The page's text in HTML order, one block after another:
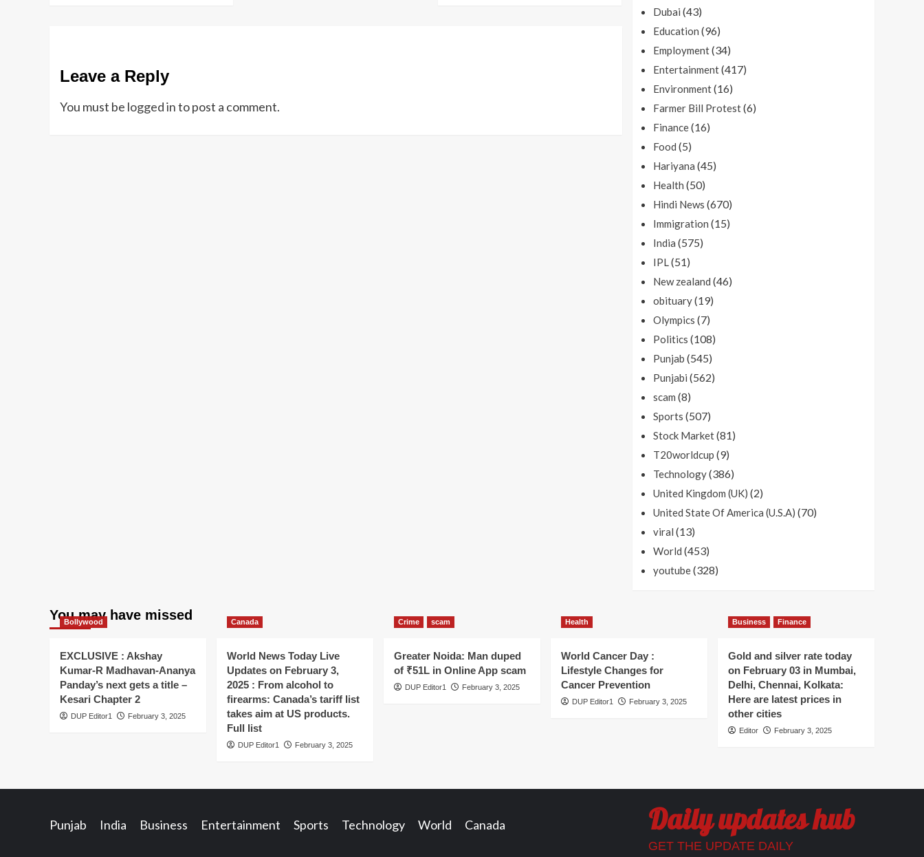
Leave a Reply
You must be logged into post a comment.
Dubai (43)
Education (96)
Employment(34)
Entertainment(417)
Environment(16)
Farmer Bill Protest(6)
Finance(16)
Food (5)
Hariyana (45)
Health (50)
Hindi News (670)
Immigration (15)
India (575)
IPL(51)
New zealand (46)
obituary(19)
Olympics (7)
Politics (108)
Punjab (545)
Punjabi (562)
scam (8)
Sports (507)
Stock Market(81)
T20worldcup (9)
Technology(386)
United Kingdom (UK) (2)
United State Of America (U.S.A) (70)
viral (13)
World (453)
youtube(328)
You may have missed
Bollywood
EXCLUSIVE : Akshay
Kumar-R Madhavan-Ananya
Panday’s next gets a title –
Kesari Chapter 2
DUP Editor1 February 3, 2025
Canada
World News Today Live
Updates on February 3,
2025 : From alcohol to
firearms: Canada’s tariff list
takes aim at US products.
Full list
DUP Editor1 February 3, 2025
Crime scam
Greater Noida: Man duped
of ₹51L in Online App scam
DUP Editor1 February 3, 2025
Health
World Cancer Day :
Lifestyle Changes for
Cancer Prevention
DUP Editor1 February 3, 2025
Business Finance
Gold and silver rate today
on February 03 in Mumbai,
Delhi, Chennai, Kolkata:
Here are latest prices in
other cities
Editor February 3, 2025
Daily updates hub
GET THE UPDATE DAILY
Punjab India Business Entertainment Sports Technology World Canada